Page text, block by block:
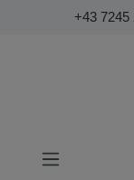
+43 7245